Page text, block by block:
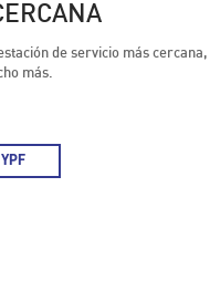
de servicio más cercana,
más.
DE ESTACIONES DE SERVICIO